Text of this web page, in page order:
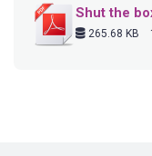
Shut the
265.68 KB